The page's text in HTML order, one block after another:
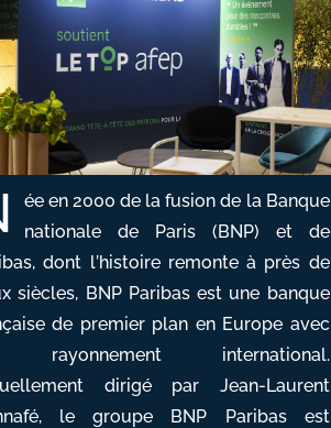
ée en 2000 de la fusion de la Banque
nationale de Paris (BNP) et de
dont l’histoire remonte à près de
siècles, BNP Paribas est une banque
de premier plan en Europe avec
rayonnement international.
dirigé par Jean-Laurent
le groupe BNP Paribas est